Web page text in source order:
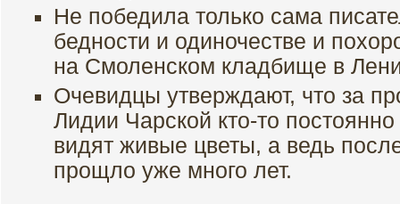
Не победила только сама
бедности и одиночестве и
на Смоленском кладбище в
Очевидцы утверждают, что за
Лидии Чарской кто-то
видят живые цветы, а ведь
прощло уже много лет.